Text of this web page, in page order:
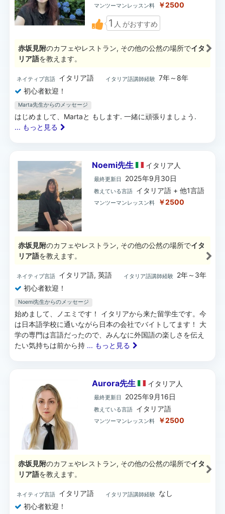
マンツーマンレッスン料 ￥2500
1 人 がおすすめ
赤坂見附のカフェやレストラン, その他の公然の場所でイタ
リア語を教えます。
ネイティブ言語 イタリア語 イタリア語講師経験 7年～8年
初心者歓迎！
Marta先生からのメッセージ
はじめまして、Martaと もします. 一緒に頑張りましょう.
... もっと見る
Noemi先生 イタリア 人
最終更新日 2025年9月30日
教えている言語 イタリア語 + 他1言語
マンツーマンレッスン料 ￥2500
赤坂見附のカフェやレストラン, その他の公然の場所でイタ
リア語を教えます。
ネイティブ言語 イタリア語, 英語 イタリア語講師経験
2年～3年
初心者歓迎！
Noemi先生からのメッセージ
始めまして、ノエミです！ イタリアから来た留学生です。今
は日本語学校に通いながら日本の会社でバイトしてます！ 大
学の専門は言語だったので、みんなに外国語の楽しさを伝え
たい気持ちは前から持 ... もっと見る
Aurora先生 イタリア 人
最終更新日 2025年9月16日
教えている言語 イタリア語
マンツーマンレッスン料 ￥2500
赤坂見附のカフェやレストラン, その他の公然の場所でイタ
リア語を教えます。
ネイティブ言語 イタリア語 イタリア語講師経験
なし
初心者歓迎！